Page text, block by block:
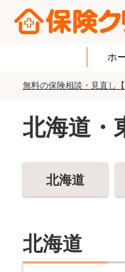
ホ
無料の保険相談・見直し【
北海道・
北海道
北海道